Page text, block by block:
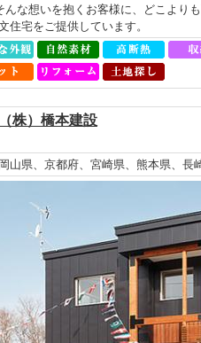
んな想いを抱くお客様に、どこより
住宅をご提供しています。
（株）橋本建設
岡山県、京都府、宮崎県、熊本県、